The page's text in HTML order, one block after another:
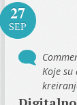
27
SEP
Koje